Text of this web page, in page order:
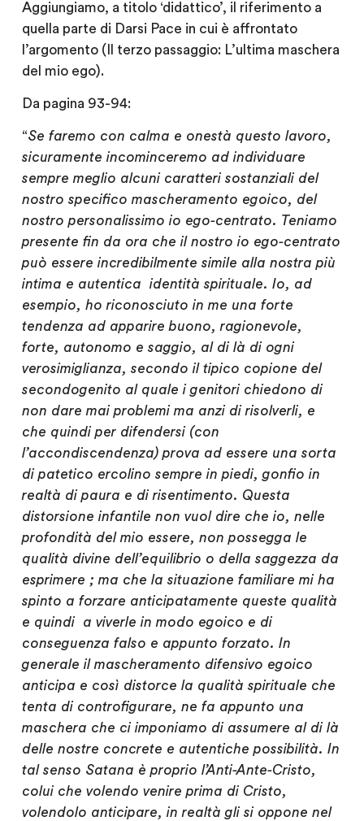
Aggiungiamo, a titolo ‘didattico’, il riferimento a
quella parte di Darsi Pace in cui è affrontato
l’argomento (Il terzo passaggio: L’ultima maschera
del mio ego).
Da pagina 93-94:
“Se faremo con calma e onestà questo lavoro,
sicuramente incominceremo ad individuare
sempre meglio alcuni caratteri sostanziali del
nostro specifico mascheramento egoico, del
nostro personalissimo io ego-centrato. Teniamo
presente fin da ora che il nostro io ego-centrato
può essere incredibilmente simile alla nostra più
intima e autentica identità spirituale. Io, ad
esempio, ho riconosciuto in me una forte
tendenza ad apparire buono, ragionevole,
forte, autonomo e saggio, al di là di ogni
verosimiglianza, secondo il tipico copione del
secondogenito al quale i genitori chiedono di
non dare mai problemi ma anzi di risolverli, e
che quindi per difendersi (con
l’accondiscendenza) prova ad essere una sorta
di patetico ercolino sempre in piedi, gonfio in
realtà di paura e di risentimento. Questa
distorsione infantile non vuol dire che io, nelle
profondità del mio essere, non possegga le
qualità divine dell’equilibrio o della saggezza da
esprimere ; ma che la situazione familiare mi ha
spinto a forzare anticipatamente queste qualità
e quindi a viverle in modo egoico e di
conseguenza falso e appunto forzato. In
generale il mascheramento difensivo egoico
anticipa e così distorce la qualità spirituale che
tenta di controfigurare, ne fa appunto una
maschera che ci imponiamo di assumere al di là
delle nostre concrete e autentiche possibilità. In
tal senso Satana è proprio l’Anti-Ante-Cristo,
colui che volendo venire prima di Cristo,
volendolo anticipare, in realtà gli si oppone nel